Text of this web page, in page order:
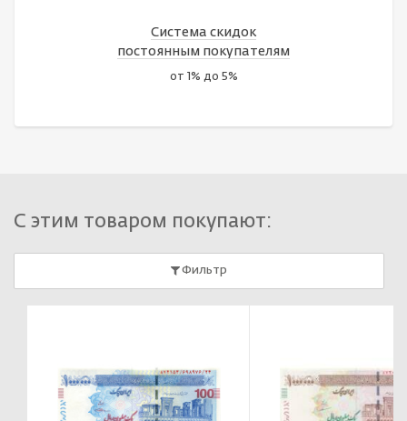
Система скидок
постоянным покупателям
от 1% до 5%
С этим товаром покупают:
Фильтр